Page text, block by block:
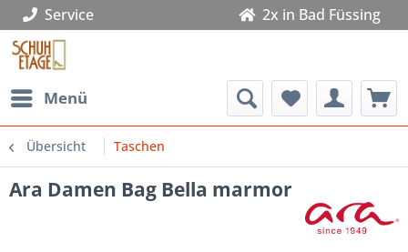
Service 2x in Bad Füssing
Menü
Übersicht Taschen
Ara Damen Bag Bella marmor